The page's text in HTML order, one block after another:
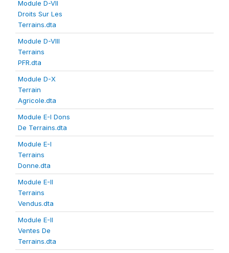
Module D-VII
Droits Sur Les
Terrains.dta
Module D-VIII
Terrains
PFR.dta
Module D-X
Terrain
Agricole.dta
Module E-I Dons
De Terrains.dta
Module E-I
Terrains
Donne.dta
Module E-II
Terrains
Vendus.dta
Module E-II
Ventes De
Terrains.dta